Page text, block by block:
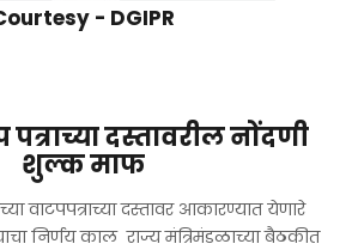
- DGIPR
पत्राच्या दस्तावरील नोंदणी
शुल्क माफ
वाटपपत्राच्या दस्तावर आकारण्यात येणारे
निर्णय काल राज्य मंत्रिमंडळाच्या बैठकीत